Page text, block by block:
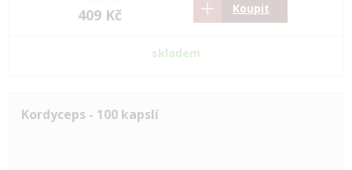
409 Kč Koupit
skladem
Kordyceps - 100 kapslí